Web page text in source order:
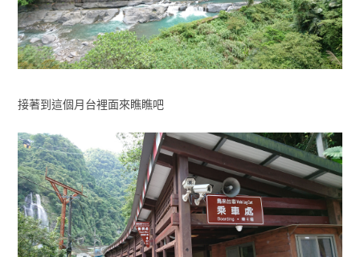
接著到這個月台裡面來瞧瞧吧